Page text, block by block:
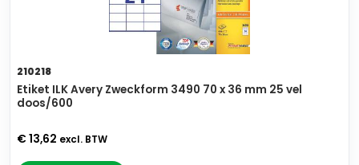
210218
Etiket ILK Avery Zweckform 3490 70 x 36 mm 25 vel
doos/600
€ 13,62 excl. BTW